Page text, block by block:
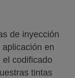
de inyección
en
el codificado
tintas